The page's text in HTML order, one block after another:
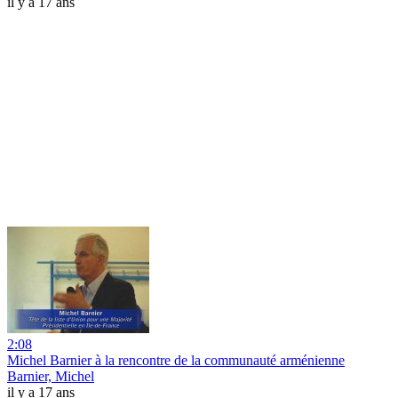
2:08
Michel Barnier à la rencontre de la communauté arménienne
Barnier, Michel
il y a 17 ans